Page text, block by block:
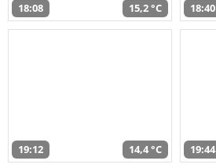
18:08 15,2 °C 18:40
19:12 14,4 °C 19:44